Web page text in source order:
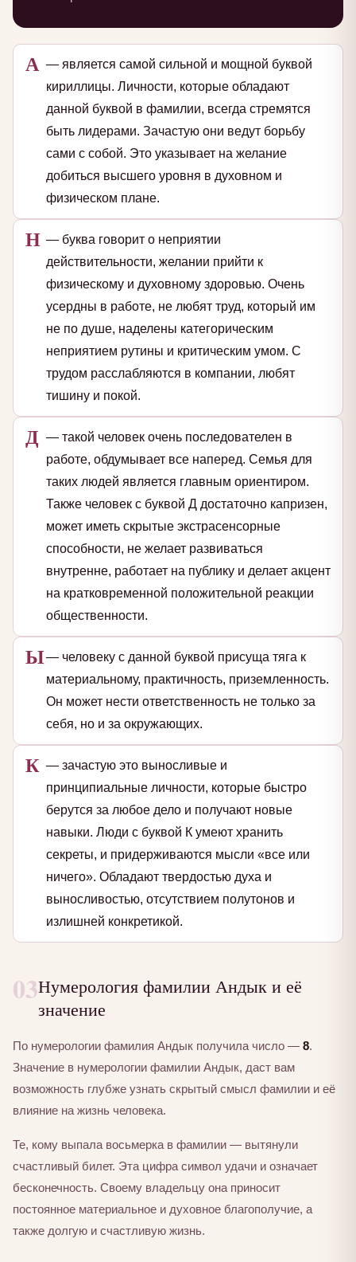
А — является самой сильной и мощной буквой
кириллицы. Личности, которые обладают
данной буквой в фамилии, всегда стремятся
быть лидерами. Зачастую они ведут борьбу
сами с собой. Это указывает на желание
добиться высшего уровня в духовном и
физическом плане.
Н — буква говорит о неприятии
действительности, желании прийти к
физическому и духовному здоровью. Очень
усердны в работе, не любят труд, который им
не по душе, наделены категорическим
неприятием рутины и критическим умом. С
трудом расслабляются в компании, любят
тишину и покой.
Д — такой человек очень последователен в
работе, обдумывает все наперед. Семья для
таких людей является главным ориентиром.
Также человек с буквой Д достаточно капризен,
может иметь скрытые экстрасенсорные
способности, не желает развиваться
внутренне, работает на публику и делает акцент
на кратковременной положительной реакции
общественности.
Ы— человеку с данной буквой присуща тяга к
материальному, практичность, приземленность.
Он может нести ответственность не только за
себя, но и за окружающих.
К — зачастую это выносливые и
принципиальные личности, которые быстро
берутся за любое дело и получают новые
навыки. Люди с буквой К умеют хранить
секреты, и придерживаются мысли «все или
ничего». Обладают твердостью духа и
выносливостью, отсутствием полутонов и
излишней конкретикой.
03Нумерология фамилии Андык и её
значение
По нумерологии фамилия Андык получила число — 8.
Значение в нумерологии фамилии Андык, даст вам
возможность глубже узнать скрытый смысл фамилии и её
влияние на жизнь человека.
Те, кому выпала восьмерка в фамилии — вытянули
счастливый билет. Эта цифра символ удачи и означает
бесконечность. Своему владельцу она приносит
постоянное материальное и духовное благополучие, а
также долгую и счастливую жизнь.